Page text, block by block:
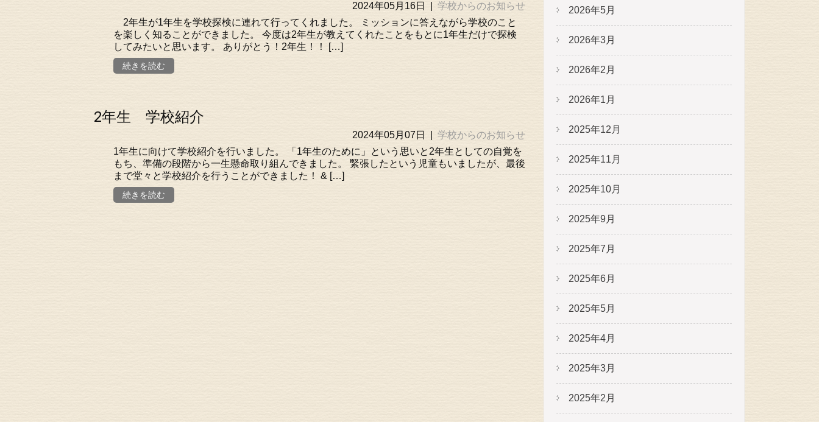
2024年05月16日
学校からのお知らせ
2年生が1年生を学校探検に連れて行ってくれました。 ミッションに答えながら学校のこと
を楽しく知ることができました。 今度は2年生が教えてくれたことをもとに1年生だけで探検
してみたいと思います。 ありがとう！2年生！！ […]
続きを読む
2年生 学校紹介
2024年05月07日
学校からのお知らせ
1年生に向けて学校紹介を行いました。 「1年生のために」という思いと2年生としての自覚を
もち、準備の段階から一生懸命取り組んできました。 緊張したという児童もいましたが、最後
まで堂々と学校紹介を行うことができました！ & […]
続きを読む
2026年5月
2026年3月
2026年2月
2026年1月
2025年12月
2025年11月
2025年10月
2025年9月
2025年7月
2025年6月
2025年5月
2025年4月
2025年3月
2025年2月